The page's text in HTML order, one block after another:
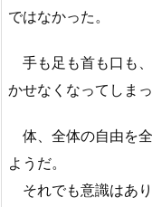
ではなかった。
手も足も首も口も
かせなくなってしまっ
体、全体の自由を
ようだ。
それでも意識はあ